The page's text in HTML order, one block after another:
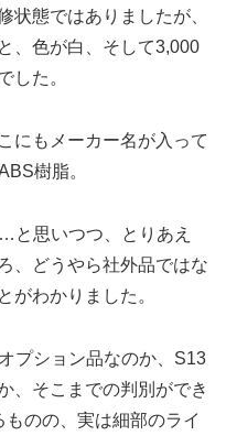
状態ではありましたが、
、色が白、そして3,000
した。
にもメーカー名が入って
樹脂。
と思いつつ、とりあえ
、どうやら社外品ではな
がわかりました。
プション品なのか、S13
、そこまでの判別ができ
のの、実は細部のライ